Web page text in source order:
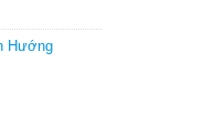
Hướng